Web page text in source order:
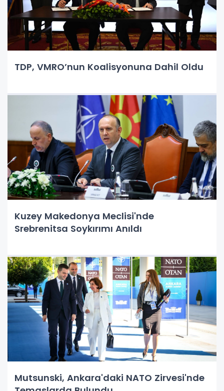
TDP, VMRO’nun Koalisyonuna Dahil Oldu
Kuzey Makedonya Meclisi'nde
Srebrenitsa Soykırımı Anıldı
Mutsunski, Ankara'daki NATO Zirvesi'nde